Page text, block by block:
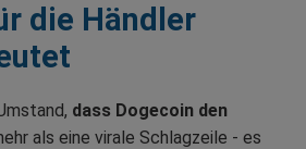
die Händler
dass Dogecoin den
als eine virale Schlagzeile - es